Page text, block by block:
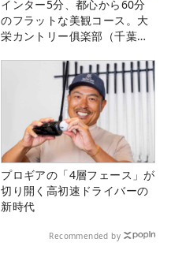
インター5分、都心から60分
のフラットな美観コース。大
栄カントリー俱楽部（千葉
プロギアの「4層フェース」が
切り開く高初速ドライバーの
新時代
Recommended by